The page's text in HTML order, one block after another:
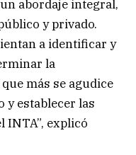
abordaje integral,
y privado.
a identificar y
la
más se agudice
y establecer las
INTA”, explicó